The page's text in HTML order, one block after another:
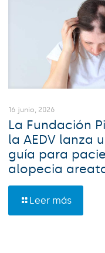
16 junio, 2026
La Fundación
la AEDV lanza
guía para
alopecia
Leer más